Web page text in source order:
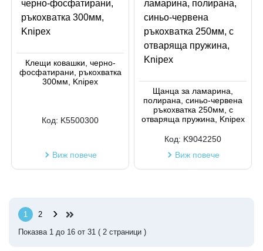
Клещи ковашки, черно-
фосфатирани, ръкохватка
300мм, Knipex
Код: K5500300
Виж повече
Щанца за ламарина,
полирана, синьо-червена
ръкохватка 250мм, с
отваряща пружина, Knipex
Код: K9042250
Виж повече
1 2 ›
Показва 1 до 16 от 31 ( 2 страници )